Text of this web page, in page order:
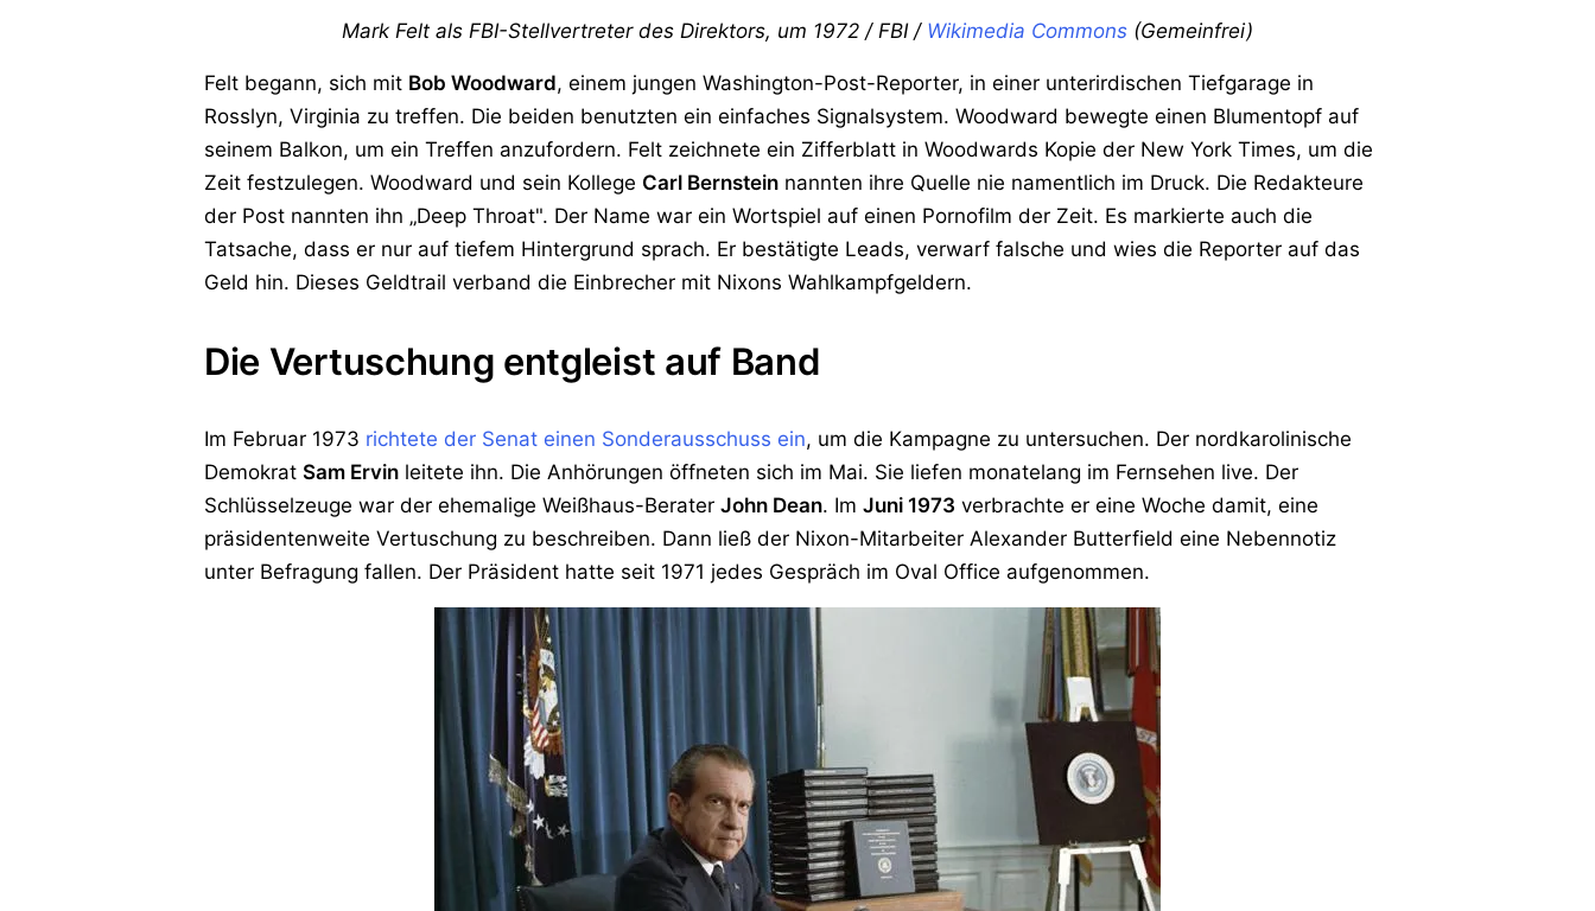
Mark Felt als FBI-Stellvertreter des Direktors, um 1972 / FBI / Wikimedia Commons (Gemeinfrei)
Felt begann, sich mit Bob Woodward, einem jungen Washington-Post-Reporter, in einer unterirdischen Tiefgarage in
Rosslyn, Virginia zu treffen. Die beiden benutzten ein einfaches Signalsystem. Woodward bewegte einen Blumentopf auf
seinem Balkon, um ein Treffen anzufordern. Felt zeichnete ein Zifferblatt in Woodwards Kopie der New York Times, um die
Zeit festzulegen. Woodward und sein Kollege Carl Bernstein nannten ihre Quelle nie namentlich im Druck. Die Redakteure
der Post nannten ihn „Deep Throat". Der Name war ein Wortspiel auf einen Pornofilm der Zeit. Es markierte auch die
Tatsache, dass er nur auf tiefem Hintergrund sprach. Er bestätigte Leads, verwarf falsche und wies die Reporter auf das
Geld hin. Dieses Geldtrail verband die Einbrecher mit Nixons Wahlkampfgeldern.
Die Vertuschung entgleist auf Band
Im Februar 1973 richtete der Senat einen Sonderausschuss ein, um die Kampagne zu untersuchen. Der nordkarolinische
Demokrat Sam Ervin leitete ihn. Die Anhörungen öffneten sich im Mai. Sie liefen monatelang im Fernsehen live. Der
Schlüsselzeuge war der ehemalige Weißhaus-Berater John Dean. Im Juni 1973 verbrachte er eine Woche damit, eine
präsidentenweite Vertuschung zu beschreiben. Dann ließ der Nixon-Mitarbeiter Alexander Butterfield eine Nebennotiz
unter Befragung fallen. Der Präsident hatte seit 1971 jedes Gespräch im Oval Office aufgenommen.